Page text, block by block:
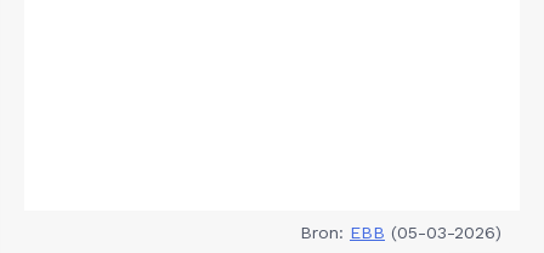
Bron: EBB (05-03-2026)